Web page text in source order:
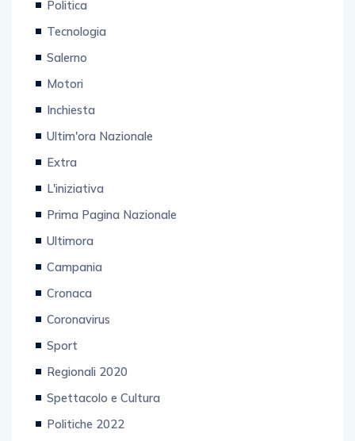
Politica
Tecnologia
Salerno
Motori
Inchiesta
Ultim'ora Nazionale
Extra
L'iniziativa
Prima Pagina Nazionale
Ultimora
Campania
Cronaca
Coronavirus
Sport
Regionali 2020
Spettacolo e Cultura
Politiche 2022